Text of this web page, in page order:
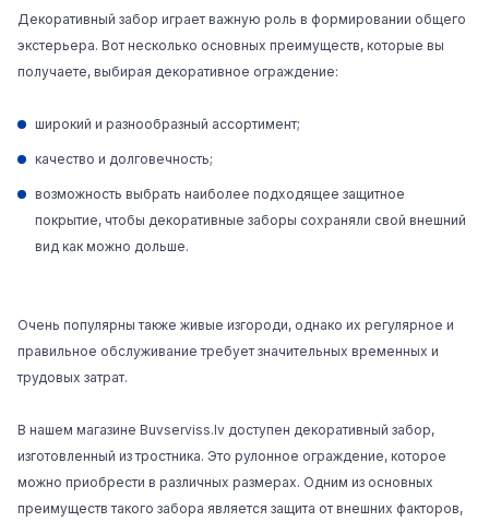
Декоративный забор играет важную роль в формировании общего
экстерьера. Вот несколько основных преимуществ, которые вы
получаете, выбирая декоративное ограждение:
широкий и разнообразный ассортимент;
качество и долговечность;
возможность выбрать наиболее подходящее защитное
покрытие, чтобы декоративные заборы сохраняли свой внешний
вид как можно дольше.
Очень популярны также живые изгороди, однако их регулярное и
правильное обслуживание требует значительных временных и
трудовых затрат.
В нашем магазине Buvserviss.lv доступен декоративный забор,
изготовленный из тростника. Это рулонное ограждение, которое
можно приобрести в различных размерах. Одним из основных
преимуществ такого забора является защита от внешних факторов,